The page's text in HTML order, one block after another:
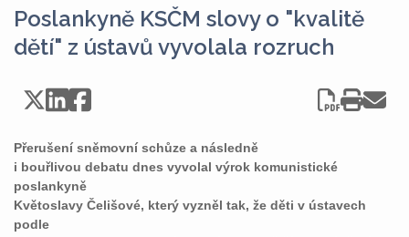
Poslankyně KSČM slovy o "kvalitě
dětí" z ústavů vyvolala rozruch
Přerušení sněmovní schůze a následně
i bouřlivou debatu dnes vyvolal výrok komunistické
poslankyně
Květoslavy Čelišové, který vyzněl tak, že děti v ústavech
podle